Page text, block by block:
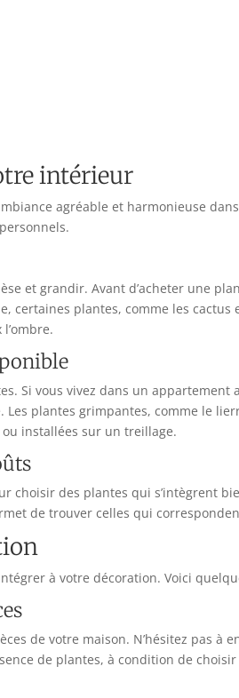
intérieur
agréable et harmonieuse
et grandir. Avant d’acheter une
certaines plantes, comme les
Si vous vivez dans un
plantes grimpantes, comme le
installées sur un treillage.
choisir des plantes qui s’intègrent
de trouver celles qui
à votre décoration. Voici
de votre maison. N’hésitez pas
de plantes, à condition de